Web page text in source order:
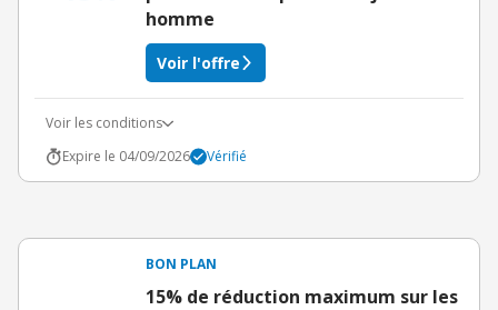
homme
Voir l'offre
Voir les conditions
Expire le 04/09/2026
Vérifié
BON PLAN
15% de réduction maximum sur les